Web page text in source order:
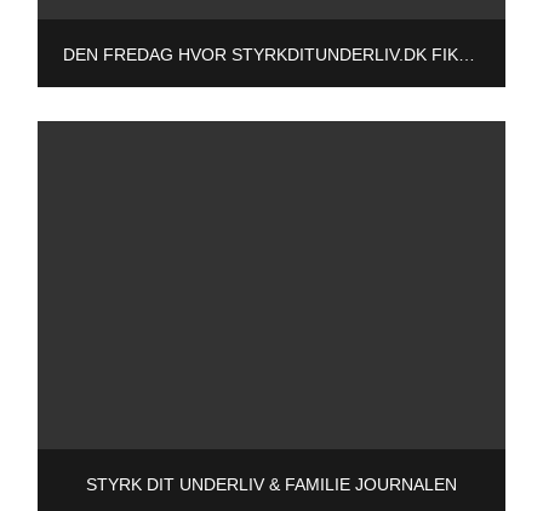
DEN FREDAG HVOR STYRKDITUNDERLIV.DK FIK BESØG AF EN UNG JOURNALIST FRA ELBOBLADET
STYRK DIT UNDERLIV & FAMILIE JOURNALEN